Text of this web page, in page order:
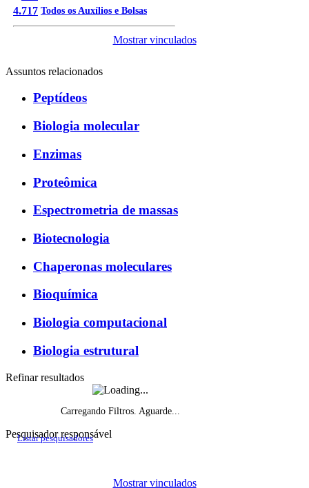
4.717 Todos os Auxílios e Bolsas
Mostrar vinculados
Assuntos relacionados
Peptídeos
Biologia molecular
Enzimas
Proteômica
Espectrometria de massas
Biotecnologia
Chaperonas moleculares
Bioquímica
Biologia computacional
Biologia estrutural
Refinar resultados
Carregando Filtros. Aguarde...
Pesquisador responsável
Listar pesquisadores
Mostrar vinculados